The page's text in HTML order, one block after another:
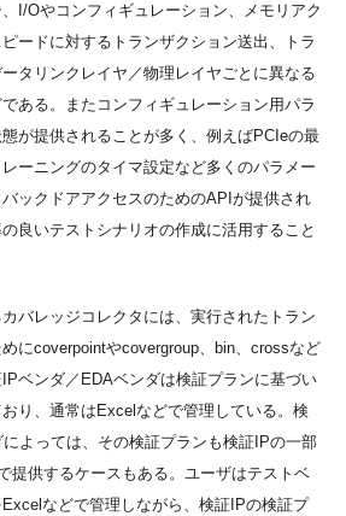
I/Oやコンフィギュレーション、メモリアク
ードに対するトランザクション送出、トラ
タリンクレイヤ／物理レイヤごとに異なる
ある。またコンフィギュレーション用パラ
が提供されることが多く、例えばPCIeの最
ーニングのタイマ設定など多くのパラメー
ックドアアクセスのためのAPIが提供され
良いテストシナリオの作成に活用すること
バレッジコレクタには、実行されたトラン
にcoverpointやcovergroup、bin、crossなど
ベンダ／EDAベンダは検証プランに基づい
り、通常はExcelなどで管理している。検
よっては、その検証プランも検証IPの一部
提供するケースもある。ユーザはテストベ
などで管理しながら、検証IPの検証プ